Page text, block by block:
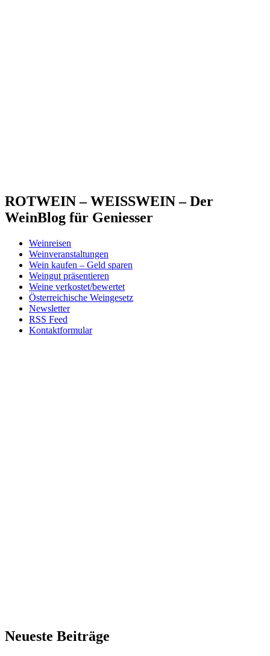
ROTWEIN – WEISSWEIN – Der
WeinBlog für Geniesser
Weinreisen
Weinveranstaltungen
Wein kaufen – Geld sparen
Weingut präsentieren
Weine verkostet/bewertet
Österreichische Weingesetz
Newsletter
RSS Feed
Kontaktformular
Neueste Beiträge